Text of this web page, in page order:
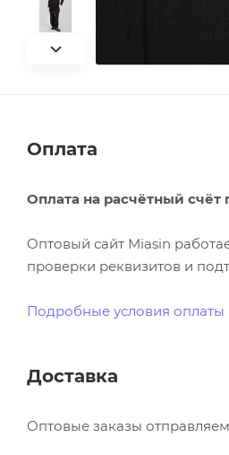
Оплата
Оплата на расчётный счёт
Оптовый сайт Miasin
проверки реквизитов и
Подробные условия оплаты
Доставка
Оптовые заказы